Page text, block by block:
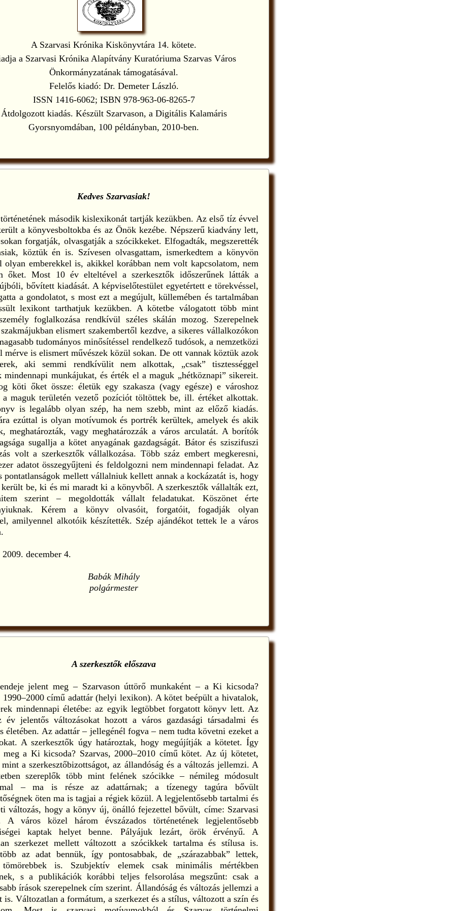
A Szarvasi Krónika Kiskönyvtára 14. kötete.
a Szarvasi Krónika Alapítvány Kuratóriuma Szarvas Város
Önkormányzatának támogatásával.
Felelős kiadó: Dr. Demeter László.
ISSN 1416-6062; ISBN 978-963-06-8265-7
Átdolgozott kiadás. Készült Szarvason, a Digitális Kalamáris
Gyorsnyomdában, 100 példányban, 2010-ben.
Kedves Szarvasiak!
második kislexikonát tartják kezükben. Az első tíz évvel
a könyvesboltokba és az Önök kezébe. Népszerű kiadvány lett,
forgatják, olvasgatják a szócikkeket. Elfogadták, megszerették
köztük én is. Szívesen olvasgattam, ismerkedtem a könyvön
olyan emberekkel is, akikkel korábban nem volt kapcsolatom, nem
őket. Most 10 év elteltével a szerkesztők időszerűnek látták a
bővített kiadását. A képviselőtestület egyetértett e törekvéssel,
a gondolatot, s most ezt a megújult, küllemében és tartalmában
lexikont tarthatjuk kezükben. A kötetbe válogatott több mint
foglalkozása rendkívül széles skálán mozog. Szerepelnek
elismert szakembertől kezdve, a sikeres vállalkozókon
tudományos minősítéssel rendelkező tudósok, a nemzetközi
mérve is elismert művészek közül sokan. De ott vannak köztük azok
aki semmi rendkívülit nem alkottak, „csak” tisztességgel
mindennapi munkájukat, és érték el a maguk „hétköznapi” sikereit.
köti őket össze: életük egy szakasza (vagy egésze) e városhoz
maguk területén vezető pozíciót töltöttek be, ill. értéket alkottak.
is legalább olyan szép, ha nem szebb, mint az előző kiadás.
ezúttal is olyan motívumok és portrék kerültek, amelyek és akik
meghatározták, vagy meghatározzák a város arculatát. A borítók
sugallja a kötet anyagának gazdagságát. Bátor és sziszifuszi
volt a szerkesztők vállalkozása. Több száz embert megkeresni,
adatot összegyűjteni és feldolgozni nem mindennapi feladat. Az
pontatlanságok mellett vállalniuk kellett annak a kockázatát is, hogy
be, ki és mi maradt ki a könyvből. A szerkesztők vállalták ezt,
szerint – megoldották vállalt feladatukat. Köszönet érte
Kérem a könyv olvasóit, forgatóit, fogadják olyan
amilyennel alkotóik készítették. Szép ajándékot tettek le a város
2009. december 4.
Babák Mihály
polgármester
A szerkesztők előszava
jelent meg – Szarvason úttörő munkaként – a Ki kicsoda?
1990–2000 című adattár (helyi lexikon). A kötet beépült a hivatalok,
mindennapi életébe: az egyik legtöbbet forgatott könyv lett. Az
jelentős változásokat hozott a város gazdasági társadalmi és
életében. Az adattár – jellegénél fogva – nem tudta követni ezeket a
A szerkesztők úgy határoztak, hogy megújítják a kötetet. Így
meg a Ki kicsoda? Szarvas, 2000–2010 című kötet. Az új kötetet,
a szerkesztőbizottságot, az állandóság és a változás jellemzi. A
szereplők több mint felének szócikke – némileg módosult
– ma is része az adattárnak; a tízenegy tagúra bővült
öten ma is tagjai a régiek közül. A legjelentősebb tartalmi és
változás, hogy a könyv új, önálló fejezettel bővült, címe: Szarvasi
A város közel három évszázados történetének legjelentősebb
kaptak helyet benne. Pályájuk lezárt, örök érvényű. A
szerkezet mellett változott a szócikkek tartalma és stílusa is.
az adat bennük, így pontosabbak, de „szárazabbak” lettek,
tömörebbek is. Szubjektív elemek csak minimális mértékben
s a publikációk korábbi teljes felsorolása megszűnt: csak a
írások szerepelnek cím szerint. Állandóság és változás jellemzi a
is. Változatlan a formátum, a szerkezet és a stílus, változott a szín és